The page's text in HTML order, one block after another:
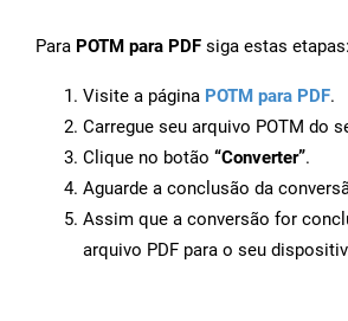
Para POTM para PDF siga estas etapas:
Visite a página POTM para PDF.
Carregue seu arquivo POTM do
Clique no botão “Converter”.
Aguarde a conclusão da
Assim que a conversão for
arquivo PDF para o seu